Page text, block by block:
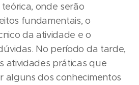
onde serão
fundamentais, o
da atividade e o
No período da tarde,
atividades práticas que
alguns dos conhecimentos